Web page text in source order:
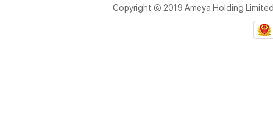
Copyright © 2019 Ameya Holding